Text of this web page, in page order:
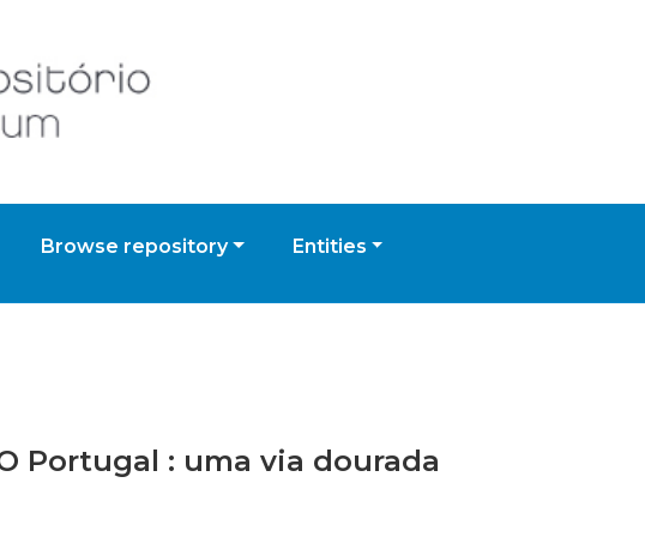
Browse repository Entities
Portugal : uma via dourada